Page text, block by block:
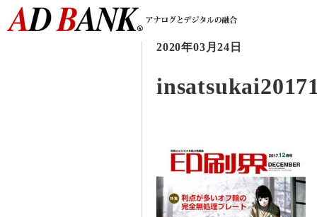
2020年03月24日